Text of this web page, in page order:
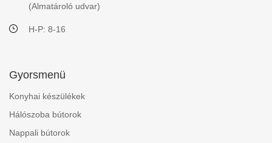
(Almatároló udvar)
H-P: 8-16
Gyorsmenü
Konyhai készülékek
Hálószoba bútorok
Nappali bútorok